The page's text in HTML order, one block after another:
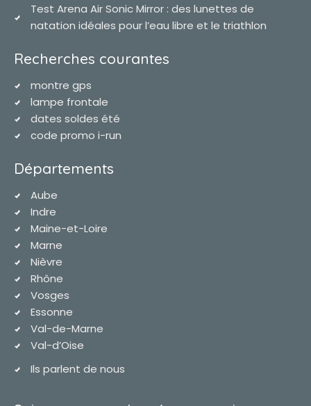
Test Arena Air Sonic Mirror : des lunettes de
natation idéales pour l’eau libre et le triathlon
Recherches courantes
montre gps
lampe frontale
dates soldes été
code promo i-run
Départements
Aube
Indre
Maine-et-Loire
Marne
Nièvre
Rhône
Vosges
Essonne
Val-de-Marne
Val-d’Oise
Ils parlent de nous